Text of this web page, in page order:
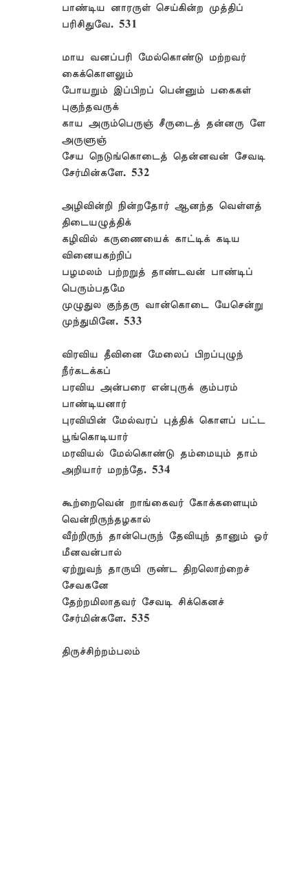
பாண்டிய னாரருள் செய்கின்ற முத்திப்
பரிசிதுவே. 531
மாய வனப்பரி மேல்கொண்டு மற்றவர்
கைக்கொளலும்
போயறும் இப்பிறப் பென்னும் பகைகள்
புகுந்தவருக்
காய அரும்பெருஞ் சீருடைத் தன்னரு ளே
அருளுஞ்
சேய நெடுங்கொடைத் தென்னவன் சேவடி
சேர்மின்களே. 532
அழிவின்றி நின்றதோர் ஆனந்த வெள்ளத்
திடையழுத்திக்
கழிவில் கருணையைக் காட்டிக் கடிய
வினையகற்றிப்
பழமலம் பற்றறுத் தாண்டவன் பாண்டிப்
பெரும்பதமே
முழுதுல குந்தரு வான்கொடை யேசென்று
முந்துமினே. 533
விரவிய தீவினை மேலைப் பிறப்புழுந்
நீர்கடக்கப்
பரவிய அன்பரை என்புருக் கும்பரம்
பாண்டியனார்
புரவியின் மேல்வரப் புத்திக் கொளப் பட்ட
பூங்கொடியார்
மரவியல் மேல்கொண்டு தம்மையும் தாம்
அறியார் மறந்தே. 534
கூற்றைவென் றாங்கைவர் கோக்களையும்
வென்றிருந்தழகால்
வீற்றிருந் தான்பெருந் தேவியுந் தானும் ஓர்
மீனவன்பால்
ஏற்றுவந் தாருயி ருண்ட திறலொற்றைச்
சேவகனே
தேற்றமிலாதவர் சேவடி சிக்கெனச்
சேர்மின்களே. 535
திருச்சிற்றம்பலம்